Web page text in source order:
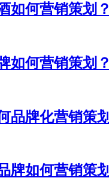
如何营销策划？
如何营销策划？
品牌化营销策
牌如何营销策